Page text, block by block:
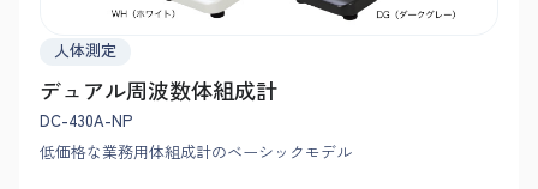
人体測定
デュアル周波数体組成計
DC-430A-NP
低価格な業務用体組成計のベーシックモデル